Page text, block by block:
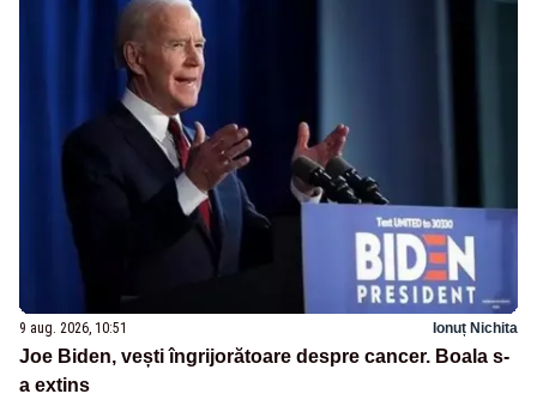
9 aug. 2026, 10:51 Ionuț Nichita
Joe Biden, vești îngrijorătoare despre cancer. Boala s-
a extins